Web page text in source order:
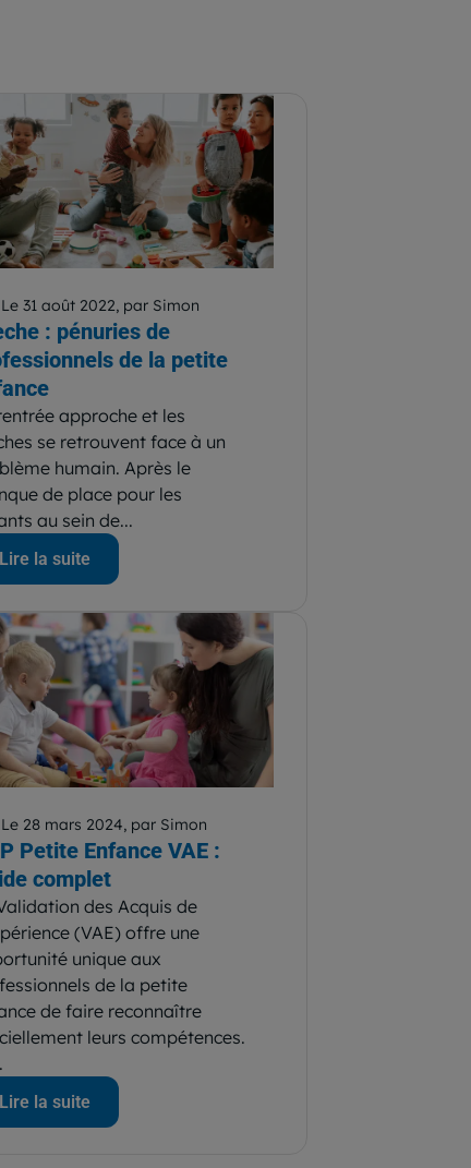
Le 31 août 2022, par Simon
: pénuries de
de la petite
approche et les
se retrouvent face à un
humain. Après le
de place pour les
au sein de...
Lire la suite
Le 28 mars 2024, par Simon
Petite Enfance VAE :
complet
des Acquis de
(VAE) offre une
unique aux
de la petite
de faire reconnaître
leurs compétences.
Lire la suite